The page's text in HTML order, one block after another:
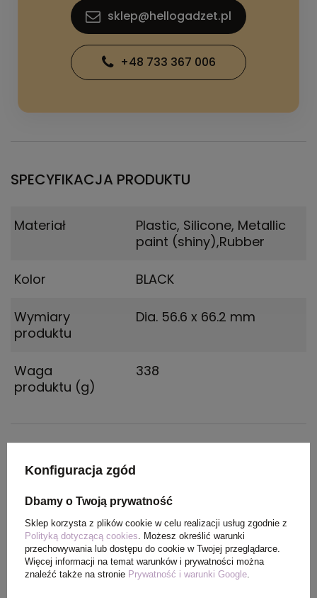
sklep@hellogadzet.pl
+48 733 367 006
SPECYFIKACJA PRODUKTU
Materiał
Plastic, Silicone, Metallic
paint (shiny),Rubber
Kolor BLACK
Wymiary
produktu
Dia. 56.6 x 66.2 mm
Waga
produktu (g)
338
Wymiary
zewnętrznego
330 x 160 x 460
Waga
14.5
Konfiguracja zgód
Dbamy o Twoją prywatność
Sklep korzysta z plików cookie w celu realizacji usług zgodnie z
Polityką dotyczącą cookies. Możesz określić warunki
przechowywania lub dostępu do cookie w Twojej przeglądarce.
Więcej informacji na temat warunków i prywatności można
znaleźć także na stronie Prywatność i warunki Google.